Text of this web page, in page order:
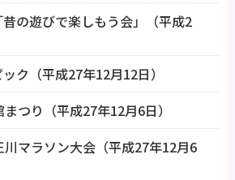
の遊びで楽しもう会」（平成2
ク（平成27年12月12日）
つり（平成27年12月6日）
マラソン大会（平成27年12月6